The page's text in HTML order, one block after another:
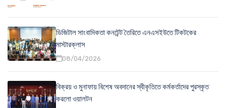
ডিজিটাল সাংবাদিকতা কনটেন্ট তৈরিতে এনএসইউতে টিকটকের
মাস্টারক্লাস
08/04/2026
বিক্রয় ও মুনাফায় বিশেষ অবদানের স্বীকৃতিতে কর্মকর্তাদের পুরস্কৃত
করলো ওয়ালটন